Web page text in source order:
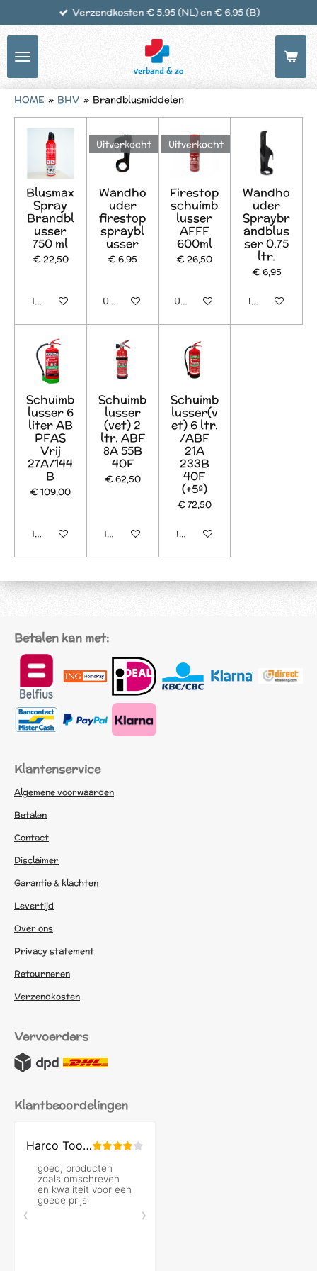
de
hoofdinhoud
Verzendkosten € 5,95 (NL) en € 6,95 (B)
HOME » BHV » Brandblusmiddelen
Blusmax
Spray
Brandbl
usser
750 ml
€ 22,50
In winkelwagen
Uitverkocht
Wandho
uder
firestop
spraybl
usser
€ 6,95
Uitverkocht
Uitverkocht
Firestop
schuimb
lusser
AFFF
600ml
€ 26,50
Uitverkocht
Wandho
uder
Spraybr
andblus
ser 0.75
ltr.
€ 6,95
In winkelwagen
Schuimb
lusser 6
liter AB
PFAS
Vrij
27A/144
B
€ 109,00
In winkelwagen
Schuimb
lusser
(vet) 2
ltr. ABF
8A 55B
40F
€ 62,50
In winkelwagen
Schuimb
lusser(v
et) 6 ltr.
/ABF
21A
233B
40F
(+5º)
€ 72,50
In winkelwagen
Betalen kan met:
Klantenservice
Algemene voorwaarden
Betalen
Contact
Disclaimer
Garantie & klachten
Levertijd
Over ons
Privacy statement
Retourneren
Verzendkosten
Vervoerders
Klantbeoordelingen